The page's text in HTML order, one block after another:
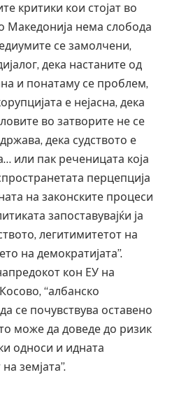
критики кои стојат во
Македонија нема слобода
се замолчени,
дека настаните од
и понатаму се проблем,
е нејасна, дека
во затворите не се
дека судството е
или пак реченицата која
перцепција
на законските процеси
запоставувајќи ја
легитимитетот на
на демократијата”.
кон ЕУ на
“албанско
се почувствува оставено
може да доведе до ризик
односи и идната
земјата”.